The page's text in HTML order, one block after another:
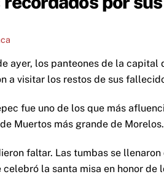
ayer, los panteones de la
a visitar los restos de sus
fue uno de los que más
Muertos más grande de Morelos.
faltar. Las tumbas se
la santa misa en honor de